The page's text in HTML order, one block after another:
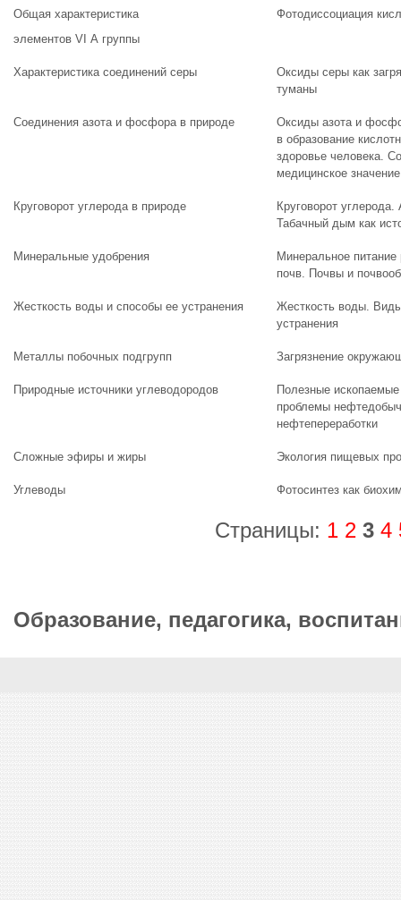
Общая характеристика
элементов VI А группы
Фотодиссоциация
Характеристика соединений серы
Оксиды серы как
туманы
Соединения азота и фосфора в природе
Оксиды азота и
в образование
здоровье человека.
медицинское
Круговорот углерода в природе
Круговорот
Табачный дым как
Минеральные удобрения
Минеральное
почв. Почвы и
Жесткость воды и способы ее устранения
Жесткость воды.
устранения
Металлы побочных подгрупп Загрязнение
Природные источники углеводородов
Полезные ископаемые
проблемы
нефтепереработки
Сложные эфиры и жиры Экология пищевых
Углеводы Фотосинтез как
Страницы: 1 2 3 4
Образование, педагогика,